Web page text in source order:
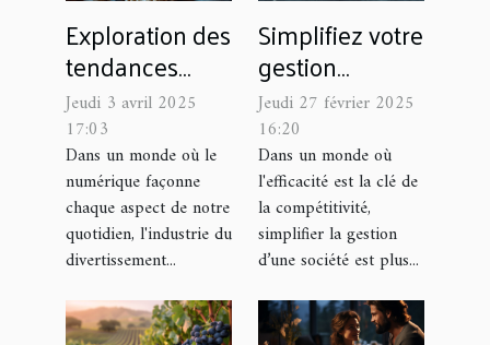
Exploration des
tendances
actuelles dans
le streaming
de films et
séries
Jeudi 3 avril 2025
17:03
Dans un monde où le
numérique façonne
chaque aspect de notre
quotidien, l'industrie du
divertissement...
Simplifiez votre
gestion
d'entreprise
avec un logiciel
tout-en-un
Jeudi 27 février 2025
16:20
Dans un monde où
l'efficacité est la clé de
la compétitivité,
simplifier la gestion
d’une société est plus...